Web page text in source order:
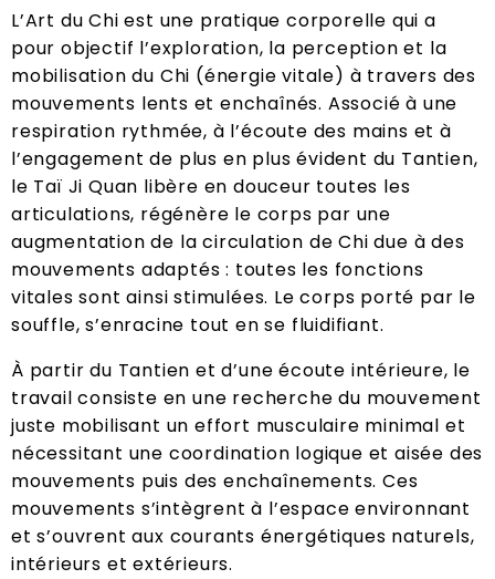
L’Art du Chi est une pratique corporelle qui a
pour objectif l’exploration, la perception et la
mobilisation du Chi (énergie vitale) à travers des
mouvements lents et enchaînés. Associé à une
respiration rythmée, à l’écoute des mains et à
l’engagement de plus en plus évident du Tantien,
le Taï Ji Quan libère en douceur toutes les
articulations, régénère le corps par une
augmentation de la circulation de Chi due à des
mouvements adaptés : toutes les fonctions
vitales sont ainsi stimulées. Le corps porté par le
souffle, s’enracine tout en se fluidifiant.
À partir du Tantien et d’une écoute intérieure, le
travail consiste en une recherche du mouvement
juste mobilisant un effort musculaire minimal et
nécessitant une coordination logique et aisée des
mouvements puis des enchaînements. Ces
mouvements s’intègrent à l’espace environnant
et s’ouvrent aux courants énergétiques naturels,
intérieurs et extérieurs.